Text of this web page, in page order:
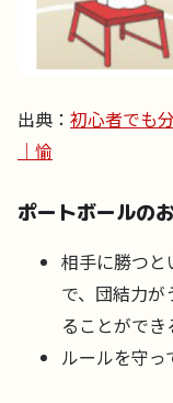
出典： 初心者でも
｜愉
ポートボールの
相手に勝つと
で、団結力
ることができ
ルールを守っ